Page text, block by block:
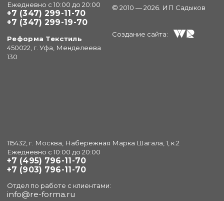
Ежедневно с 10:00 до 20:00
+7 (347) 299-11-70
+7 (347) 299-19-70
Реформа Текстиль
450022, г. Уфа, Менделеева
130
115432, г. Москва, Набережная Марка Шагала, 1, к.2
Ежедневно с 10:00 до 20:00
+7 (495) 796-11-70
+7 (903) 796-11-70
Отдел по работе с клиентами:
info@re-forma.ru
© 2010 — 2026. ИП Садыков
Создание сайта: